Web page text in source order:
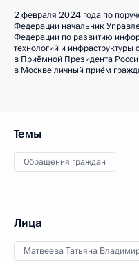
2 февраля 2024 года по
Федерации начальник
Федерации по развитию
технологий и
в Приёмной Президента
в Москве личный приём
Темы
Обращения граждан
Лица
Матвеева Татьяна